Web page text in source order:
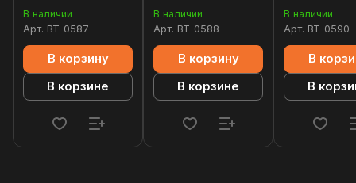
В наличии
Арт. BT-0587
В корзину
В корзине
В наличии
Арт. BT-0588
В корзину
В корзине
В наличии
Арт. BT-0590
В
В